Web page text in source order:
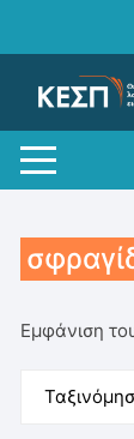
Εμφάνιση